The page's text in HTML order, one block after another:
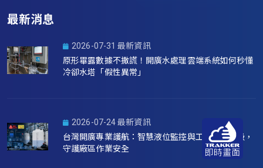
最新消息
2026-07-31 最新資訊
原形畢露數據不撒謊！開廣水處理雲端系統如何秒懂
冷卻水塔「假性異常」
2026-07-24 最新資訊
台灣開廣專業護航：智慧液位監控與工安意識升級，
守護廠區作業安全